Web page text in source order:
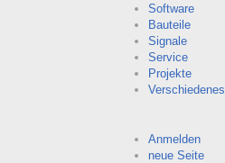
Software
Bauteile
Signale
Service
Projekte
Verschiedenes
Anmelden
neue Seite